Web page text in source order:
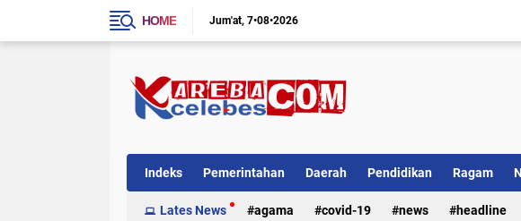
HOME Jum'at 7•08•2026
Indeks Pemerintahan Daerah Pendidikan Ragam
Internasional Kriminal
Lates News agama covid-19 news headline